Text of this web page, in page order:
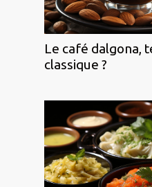
Le café dalgona,
classique ?